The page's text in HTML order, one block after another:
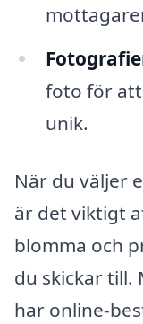
foto för
unik.
När du väljer
är det viktigt
blomma och
du skickar till.
har online-